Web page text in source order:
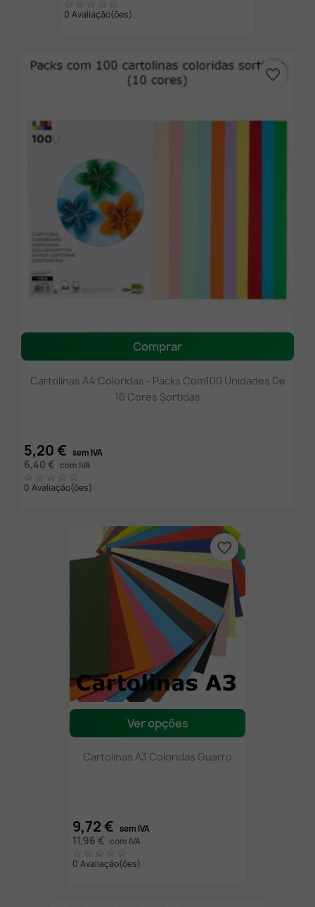
0 Avaliação(ões)
Comprar
Cartolinas A4 Coloridas - Packs Com100 Unidades De
10 Cores Sortidas
5,20 € sem IVA
6,40 € com IVA
0 Avaliação(ões)
favorite_border
Ver opções
Cartolinas A3 Coloridas Guarro
9,72 € sem IVA
11,96 € com IVA
0 Avaliação(ões)
favorite_border